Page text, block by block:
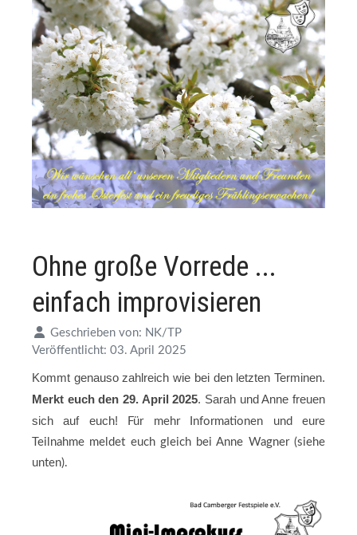
Ohne große Vorrede ...
einfach improvisieren
Geschrieben von: NK/TP
Veröffentlicht: 03. April 2025
Kommt genauso zahlreich wie bei den letzten Terminen.
Merkt euch den 29. April 2025. Sarah und Anne freuen
sich auf euch!
Für mehr Informationen und eure
Teilnahme meldet euch gleich bei Anne Wagner (siehe
unten).